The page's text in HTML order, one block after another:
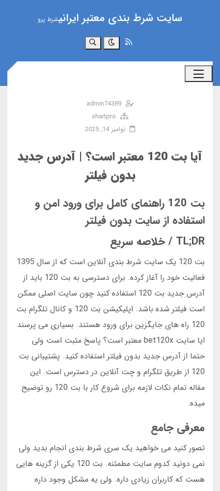
سایت شرط بندی معتبر ایرانیشرط پرو
جستجو
admin74389
shartpro
نوامبر 14, 2025
آیا بت 120 معتبر است؟ | آدرس جدید
بدون فیلتر
بت 120 راهنمای کامل برای ورود امن و
استفاده از سایت بدون فیلتر
TL;DR / خلاصه سریع
بت 120 یک سایت شرط بندی آنلاین است که از سال 1395
فعالیت خود را آغاز کرده. برای دسترسی به بت 120 باید از
آدرس جدید بت 120 استفاده کنید چون سایت اصلی ممکن
است فیلتر شده باشد. اپلیکیشن بت 120 و کانال تلگرام بت
120 راه های جایگزین برای ورود هستند. بسیاری می پرسند
ایا سایت bet120x معتبر است؟ پاسخ مثبت است ولی
حتما از آدرس جدید بدون فیلتر استفاده کنید. پشتیبانی بت
120 از طریق تلگرام و چت آنلاین در دسترس است. این
مقاله تمام نکات لازمه برای شروع کار با بت 120 رو توضیح
میده.
معرفی جامع
تصور کنید می خواهید یک سری شرط بندی انجام بدید ولی
نمی دونید کدوم سایت مطمئنه. بت 120 یکی از گزینه هایی
هست که کاربران زیادی داره. ولی یه مشکل وجود داره: